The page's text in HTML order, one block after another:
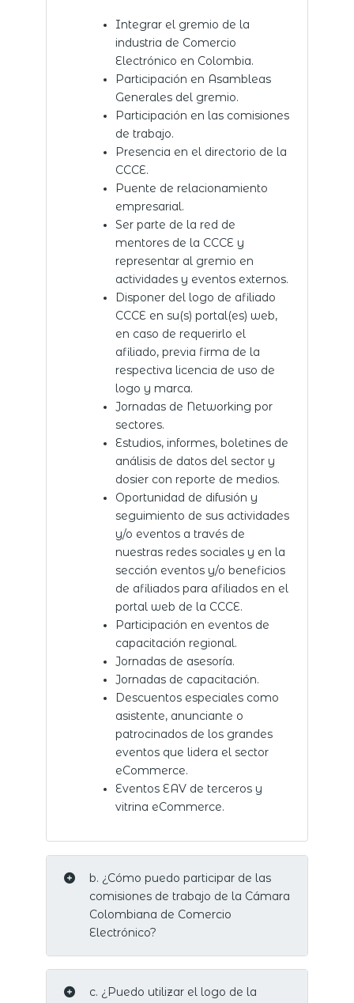
Integrar el gremio de la
industria de Comercio
Electrónico en Colombia.
Participación en Asambleas
Generales del gremio.
Participación en las comisiones
de trabajo.
Presencia en el directorio de la
CCCE.
Puente de relacionamiento
empresarial.
Ser parte de la red de
mentores de la CCCE y
representar al gremio en
actividades y eventos externos.
Disponer del logo de afiliado
CCCE en su(s) portal(es) web,
en caso de requerirlo el
afiliado, previa firma de la
respectiva licencia de uso de
logo y marca.
Jornadas de Networking por
sectores.
Estudios, informes, boletines de
análisis de datos del sector y
dosier con reporte de medios.
Oportunidad de difusión y
seguimiento de sus actividades
y/o eventos a través de
nuestras redes sociales y en la
sección eventos y/o beneficios
de afiliados para afiliados en el
portal web de la CCCE.
Participación en eventos de
capacitación regional.
Jornadas de asesoría.
Jornadas de capacitación.
Descuentos especiales como
asistente, anunciante o
patrocinados de los grandes
eventos que lidera el sector
eCommerce.
Eventos EAV de terceros y
vitrina eCommerce.
b. ¿Cómo puedo participar de las
comisiones de trabajo de la Cámara
Colombiana de Comercio
Electrónico?
c. ¿Puedo utilizar el logo de la